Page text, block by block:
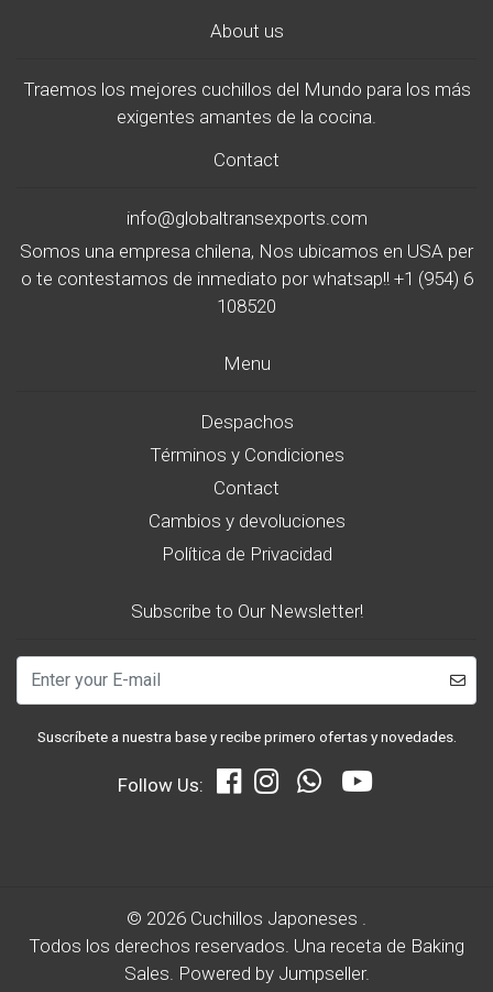
About us
Traemos los mejores cuchillos del Mundo para los más
exigentes amantes de la cocina.
Contact
info@globaltransexports.com
Somos una empresa chilena, Nos ubicamos en USA per
o te contestamos de inmediato por whatsap!! +1 (954) 6
108520
Menu
Despachos
Términos y Condiciones
Contact
Cambios y devoluciones
Política de Privacidad
Subscribe to Our Newsletter!
Suscríbete a nuestra base y recibe primero ofertas y novedades.
Follow Us:
© 2026 Cuchillos Japoneses .
Todos los derechos reservados. Una receta de Baking
Sales. Powered by Jumpseller.